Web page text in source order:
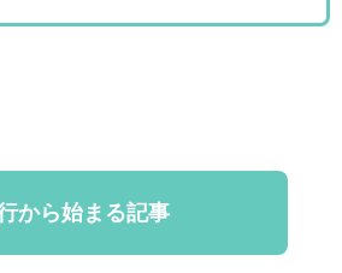
から始まる記事